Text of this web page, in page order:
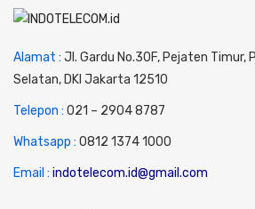
Alamat : Jl. Gardu No.30F, Pejaten Timur,
Selatan, DKI Jakarta 12510
Telepon : 021 – 2904 8787
Whatsapp : 0812 1374 1000
Email : indotelecom.id@gmail.com